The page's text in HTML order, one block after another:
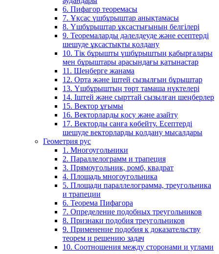
6. Пифагор теоремасы
7. Ұқсас үшбұрыштар анықтамасы
8. Үшбұрыштар ұқсастығының белгілері
9. Теоремаларды дәлелдеуде және есептерді
шешуде ұқсастықты қолдану
10. Тік бұрышты үшбұрыштың қабырғалары
мен бұрыштары арасындағы қатынастар
11. Шеңберге жанама
12. Орта және іштей сызылғын бұрыштар
13. Үшбұрыштың төрт тамаша нүктелері
14. Іштей және сырттай сызылған шеңберлер
15. Вектор ұғымы
16. Векторларды қосу және азайту
17. Векторды санға көбейту. Есептерді
шешуде векторларды қолдану мысалдары
Геометрия рус
1. Многоугольники
2. Параллелограмм и трапеция
3. Прямоугольник, ромб, квадрат
4. Площадь многоугольника
5. Площади параллелограмма, треугольника
и трапеции
6. Теорема Пифагора
7. Определение подобных треугольников
8. Признаки подобия треугольников
9. Применение подобия к доказательству
теорем и решению задач
10. Соотношения между сторонами и углами